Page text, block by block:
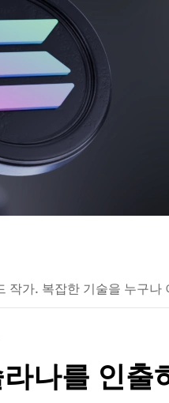
작가. 복잡한 기술을 누구나
나를 인출